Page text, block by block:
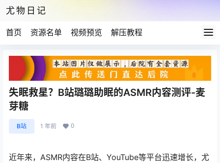
尤物日记
首页 资源名单 视频预览 解压教程
失眠救星？B站璐璐助眠的ASMR内容测评-麦
芽糖
B站 1 年前 0
近年来，ASMR内容在B站、YouTube等平台迅速增长，尤